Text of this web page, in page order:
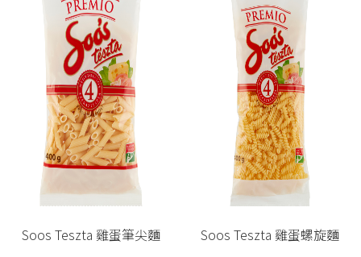
Soos Teszta 雞蛋筆尖麵 Soos Teszta 雞蛋螺旋麵